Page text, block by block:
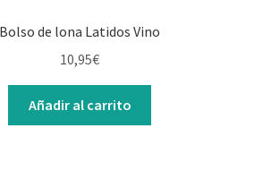
Bolso de lona Latidos Vino
10,95€
Añadir al carrito